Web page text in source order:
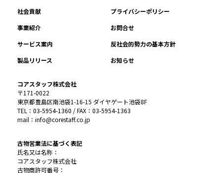
社会貢献
プライバシーポリシー
事業紹介
お問合せ
サービス案内
反社会的勢力の基本方針
製品リリース
お知らせ
コアスタッフ株式会社
〒171-0022
東京都豊島区南池袋1-16-15 ダイヤゲート池袋8F
TEL：03-5954-1360 / FAX：03-5954-1363
mail：info@corestaff.co.jp
古物営業法に基づく表記
氏名又は名称：
コアスタッフ株式会社
古物商許可番号：